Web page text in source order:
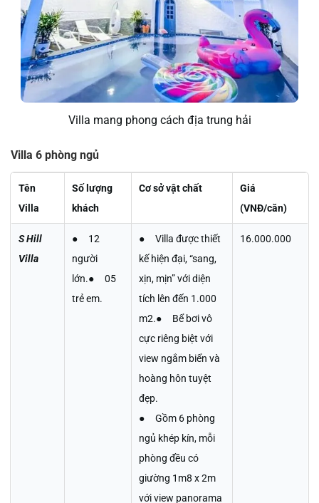
Villa mang phong cách địa trung hải
Villa 6 phòng ngủ
Tên
Villa
Số lượng
khách
Cơ sở vật chất
Giá
(VNĐ/căn)
S Hill
Villa
● 12
người
lớn.● 05
trẻ em.
● Villa được thiết
kế hiện đại, “sang,
xịn, mịn” với diện
tích lên đến 1.000
m2.● Bể bơi vô
cực riêng biệt với
view ngắm biển và
hoàng hôn tuyệt
đẹp.
● Gồm 6 phòng
ngủ khép kín, mỗi
phòng đều có
giường 1m8 x 2m
với view panorama
16.000.000